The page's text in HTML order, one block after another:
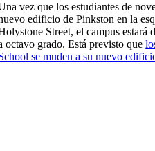
vez que los estudiantes de
edificio de Pinkston en la
Street, el campus estará
octavo grado. Está previsto que
se muden a su nuevo